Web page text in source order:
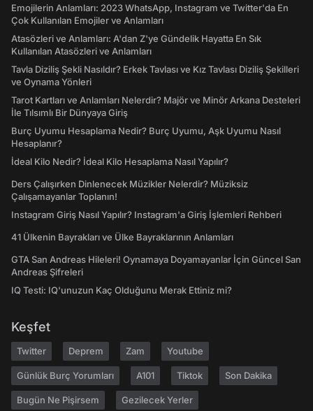
Emojilerin Anlamları: 2023 WhatsApp, Instagram ve Twitter'da En
Çok Kullanılan Emojiler ve Anlamları
Atasözleri ve Anlamları: A'dan Z'ye Gündelik Hayatta En Sık
Kullanılan Atasözleri ve Anlamları
Tavla Diziliş Şekli Nasıldır? Erkek Tavlası ve Kız Tavlası Diziliş Şekilleri
ve Oynama Yönleri
Tarot Kartları ve Anlamları Nelerdir? Majör ve Minör Arkana Desteleri
İle Tılsımlı Bir Dünyaya Giriş
Burç Uyumu Hesaplama Nedir? Burç Uyumu, Aşk Uyumu Nasıl
Hesaplanır?
İdeal Kilo Nedir? İdeal Kilo Hesaplama Nasıl Yapılır?
Ders Çalışırken Dinlenecek Müzikler Nelerdir? Müziksiz
Çalışamayanlar Toplanın!
Instagram Giriş Nasıl Yapılır? Instagram'a Giriş İşlemleri Rehberi
41 Ülkenin Bayrakları ve Ülke Bayraklarının Anlamları
GTA San Andreas Hileleri! Oynamaya Doyamayanlar İçin Güncel San
Andreas Şifreleri
IQ Testi: IQ'unuzun Kaç Olduğunu Merak Ettiniz mi?
Keşfet
Twitter Deprem Zam Youtube
Günlük Burç Yorumları A101 Tiktok Son Dakika
Bugün Ne Pişirsem Gezilecek Yerler